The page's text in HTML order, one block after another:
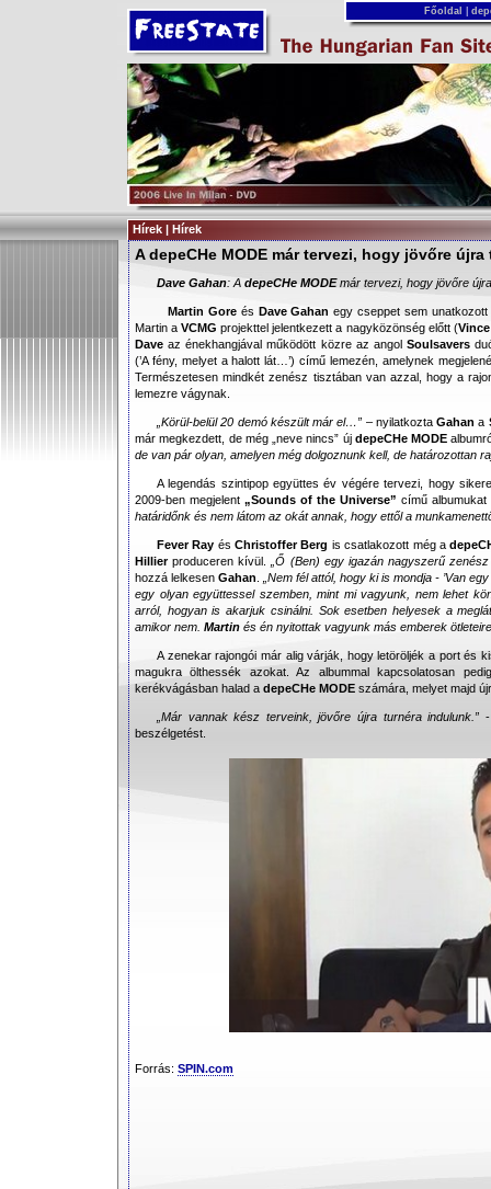
Főoldal
Hírek | Hírek
A depeCHe MODE már tervezi, hogy jövőre
Dave Gahan: A depeCHe MODEmár tervezi, hogy jövőre
Martin Goreés Dave Gahan egy cseppet sem
Martin aVCMG projekttel jelentkezett a nagyközönség előtt (
Dave az énekhangjával működött közre az angolSoulsavers
(’A fény, melyet a halott lát…’) című lemezén, amelynek
Természetesen mindkét zenész tisztában van azzal, hogy a
lemezre vágynak.
„Körül-belül 20 demó készült már el…” – nyilatkozta Gahan a
már megkezdett, de még „neve nincs” új depeCHe MODE
de van pár olyan, amelyen még dolgoznunk kell, de határozottan
A legendás szintipop együttes év végére tervezi, hogy
2009-ben megjelent „Sounds of the Universe” című
határidőnk és nem látom az okát annak, hogy ettől a
Fever Ray ésChristoffer Berg is csatlakozott még a
Hillierproduceren kívül.
„Ő (Ben) egy igazán nagyszerű
hozzá lelkesen Gahan
„Nem fél attól, hogy ki is mondja - ’Van
egy olyan együttessel szemben, mint mi vagyunk, nem lehet
arról, hogyan is akarjuk csinálni. Sok esetben helyesek a
amikor nem. Martin és én nyitottak vagyunk más emberek
A zenekar rajongói már alig várják, hogy letöröljék a port és
magukra ölthessék azokat. Az albummal kapcsolatosan
kerékvágásban halad a depeCHe MODE számára, melyet majd
„Már vannak kész terveink, jövőre újra turnéra indulunk.”
beszélgetést.
Forrás: SPIN.com